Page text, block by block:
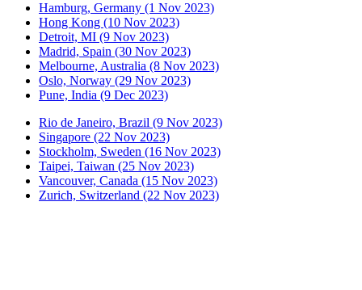
Hamburg, Germany (1 Nov 2023)
Hong Kong (10 Nov 2023)
Detroit, MI (9 Nov 2023)
Madrid, Spain (30 Nov 2023)
Melbourne, Australia (8 Nov 2023)
Oslo, Norway (29 Nov 2023)
Pune, India (9 Dec 2023)
Rio de Janeiro, Brazil (9 Nov 2023)
Singapore (22 Nov 2023)
Stockholm, Sweden (16 Nov 2023)
Taipei, Taiwan (25 Nov 2023)
Vancouver, Canada (15 Nov 2023)
Zurich, Switzerland (22 Nov 2023)